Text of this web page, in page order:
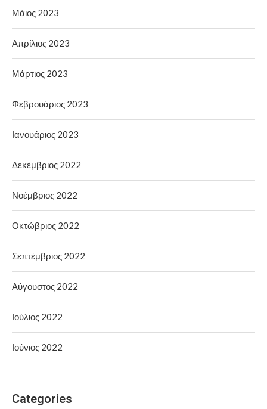
Μάιος 2023
Απρίλιος 2023
Μάρτιος 2023
Φεβρουάριος 2023
Ιανουάριος 2023
Δεκέμβριος 2022
Νοέμβριος 2022
Οκτώβριος 2022
Σεπτέμβριος 2022
Αύγουστος 2022
Ιούλιος 2022
Ιούνιος 2022
Categories